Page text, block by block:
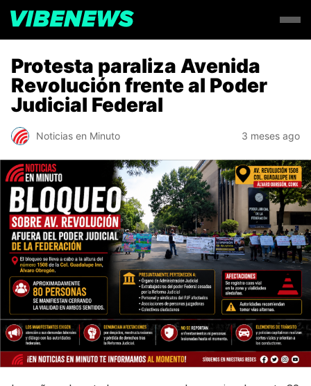
Protesta paraliza Avenida
Revolución frente al Poder
Judicial Federal
Noticias en Minuto 3 meses ago